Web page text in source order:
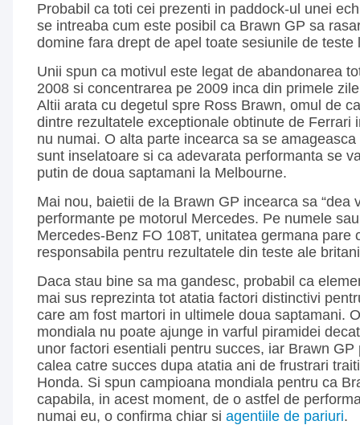
Probabil ca toti cei prezenti in paddock-ul unei
se intreaba cum este posibil ca Brawn GP sa
domine fara drept de apel toate sesiunile de teste
Unii spun ca motivul este legat de abandonarea
2008 si concentrarea pe 2009 inca din primele
Altii arata cu degetul spre Ross Brawn, omul de
dintre rezultatele exceptionale obtinute de Ferrari
nu numai. O alta parte incearca sa se
sunt inselatoare si ca adevarata performanta se
putin de doua saptamani la Melbourne.
Mai nou, baietii de la Brawn GP incearca sa “dea
performante pe motorul Mercedes. Pe numele
Mercedes-Benz FO 108T, unitatea germana pare
responsabila pentru rezultatele din teste ale
Daca stau bine sa ma gandesc, probabil ca
mai sus reprezinta tot atatia factori distinctivi
care am fost martori in ultimele doua saptamani.
mondiala nu poate ajunge in varful piramidei
unor factori esentiali pentru succes, iar Brawn GP
calea catre succes dupa atatia ani de frustrari
Honda. Si spun campioana mondiala pentru ca
capabila, in acest moment, de o astfel de
numai eu, o confirma chiar si agentiile de pariuri.